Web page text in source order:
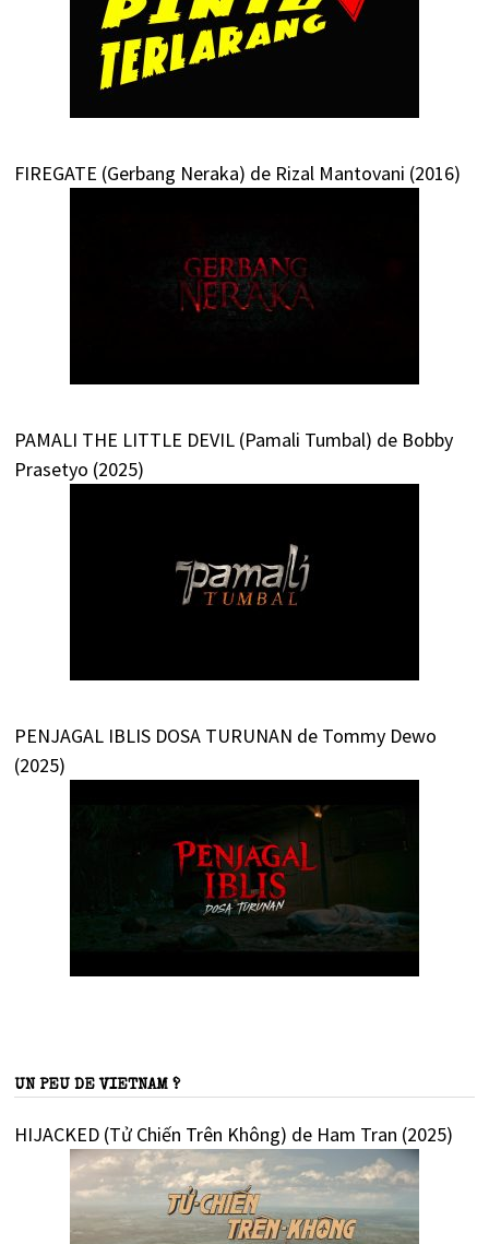
FIREGATE (Gerbang Neraka) de Rizal Mantovani (2016)
PAMALI THE LITTLE DEVIL (Pamali Tumbal) de Bobby
Prasetyo (2025)
PENJAGAL IBLIS DOSA TURUNAN de Tommy Dewo
(2025)
UN PEU DE VIETNAM ?
HIJACKED (Tử Chiến Trên Không) de Ham Tran (2025)